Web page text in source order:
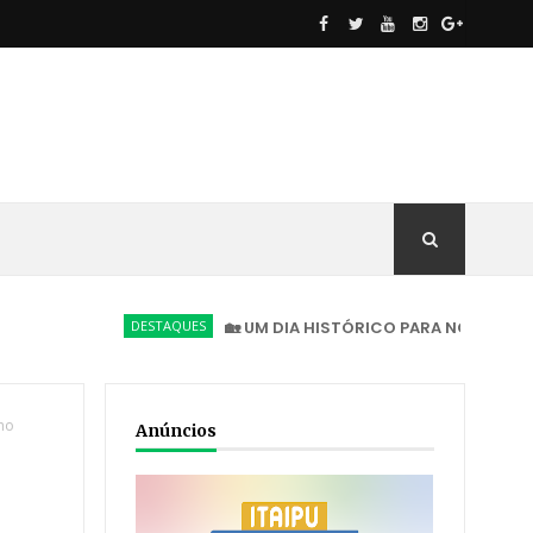
🏡 UM DIA HISTÓRICO PARA NOVA AMÉRICA DA
Anúncios